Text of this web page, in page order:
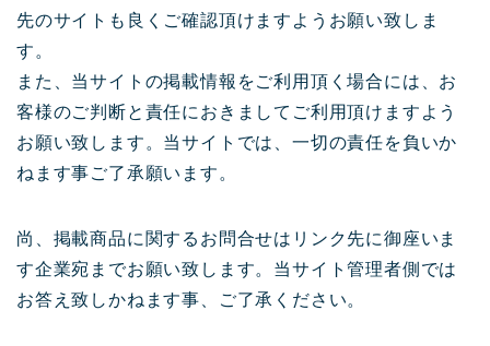
先のサイトも良くご確認頂けますようお願い致しま
す。
また、当サイトの掲載情報をご利用頂く場合には、お
客様のご判断と責任におきましてご利用頂けますよう
お願い致します。当サイトでは、一切の責任を負いか
ねます事ご了承願います。
尚、掲載商品に関するお問合せはリンク先に御座いま
す企業宛までお願い致します。当サイト管理者側では
お答え致しかねます事、ご了承ください。